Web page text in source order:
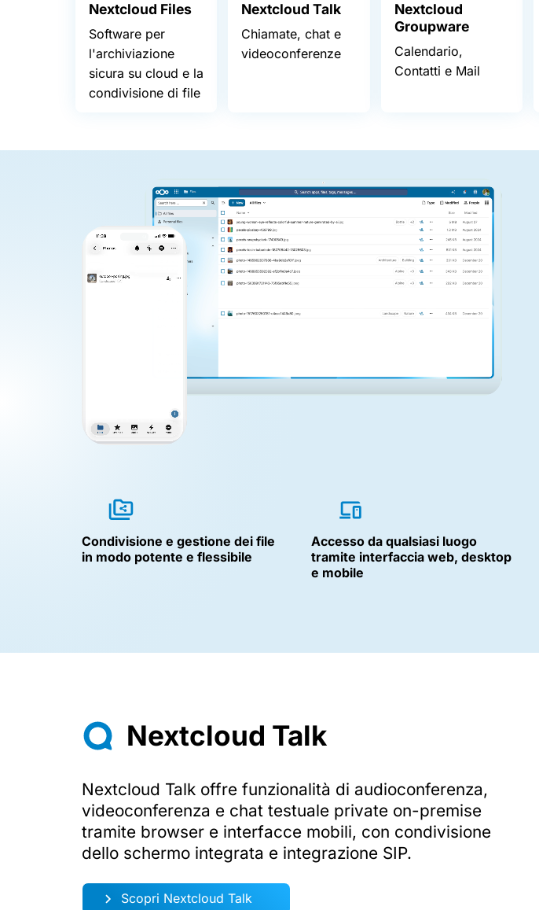
Nextcloud Files
Software per
l'archiviazione
sicura su cloud e la
condivisione di file
Nextcloud Talk
Chiamate, chat e
videoconferenze
Nextcloud
Groupware
Calendario,
Contatti e Mail
Condivisione e gestione dei file
in modo potente e flessibile
Accesso da qualsiasi luogo
tramite interfaccia web, desktop
e mobile
Nextcloud Talk
Nextcloud Talk offre funzionalità di audioconferenza,
videoconferenza e chat testuale private on-premise
tramite browser e interfacce mobili, con condivisione
dello schermo integrata e integrazione SIP.
Scopri Nextcloud Talk